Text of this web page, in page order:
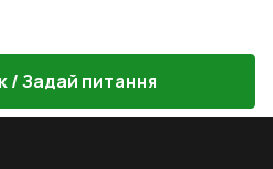
/ Задай питання